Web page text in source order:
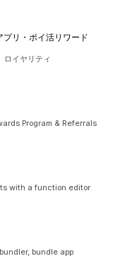
リ・ポイ活リワード
ロイヤリティ
Program & Referrals
with a function editor
bundle app